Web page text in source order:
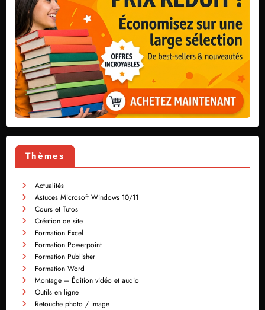
Thèmes
Actualités
Astuces Microsoft Windows 10/11
Cours et Tutos
Création de site
Formation Excel
Formation Powerpoint
Formation Publisher
Formation Word
Montage – Édition vidéo et audio
Outils en ligne
Retouche photo / image